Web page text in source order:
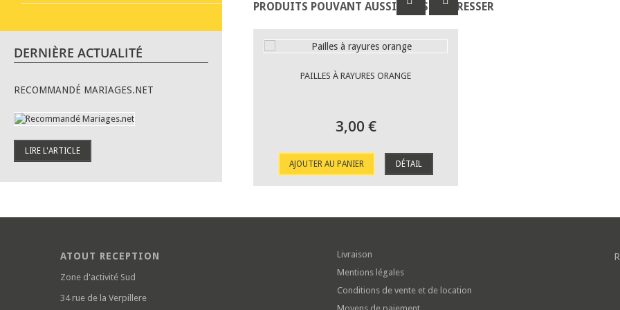
DERNIÈRE ACTUALITÉ
RECOMMANDÉ MARIAGES.NET
LIRE L'ARTICLE
PRODUITS POUVANT AUSSI VOUS INTÉRESSER
PAILLES À RAYURES ORANGE
3,00 €
AJOUTER AU PANIER DÉTAIL
ATOUT RECEPTION
Zone d'activité Sud
34 rue de la Verpillere
Livraison
Mentions légales
Conditions de vente et de location